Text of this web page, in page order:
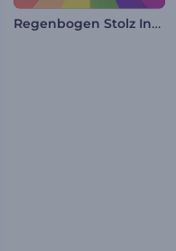
Regenbogen Stolz Intro